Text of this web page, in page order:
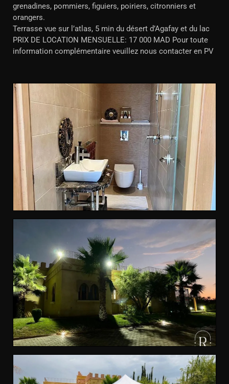
grenadines, pommiers, figuiers, poiriers, citronniers et
orangers.
Terrasse vue sur l’atlas, 5 min du désert d’Agafay et du lac
PRIX DE LOCATION MENSUELLE: 17 000 MAD Pour toute
information complémentaire veuillez nous contacter en PV